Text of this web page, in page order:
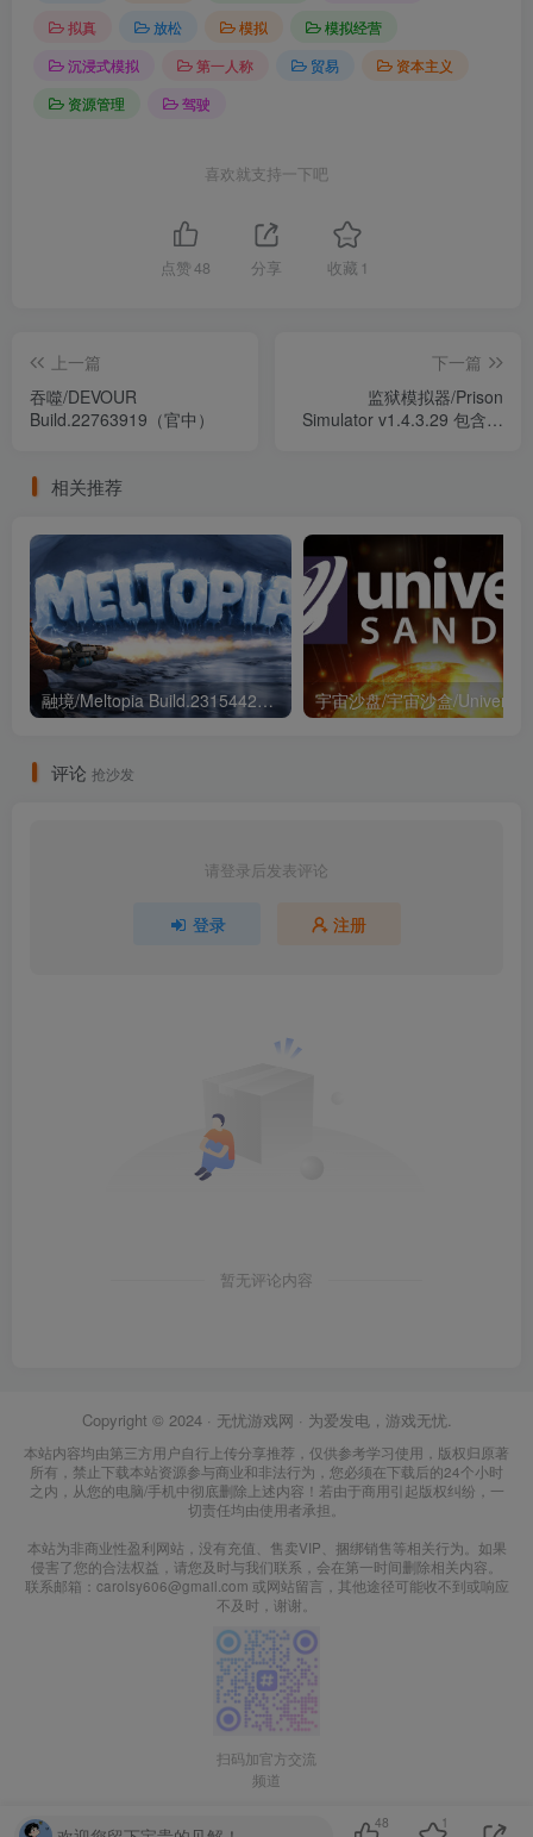
拟真
放松 模拟
模拟经营
沉浸式模拟
第一人称 贸易
资本主义
资源管理
驾驶
喜欢就支持一下吧
点赞 48 分享 收藏 1
上一篇
吞噬/DEVOUR
Build.22763919（官中）
下一篇
监狱模拟器/Prison
Simulator v1.4.3.29 包含全
相关推荐
融境/Meltopia Build.23154422（官中）
评论 抢沙发
请登录后发表评论
登录 注册
暂无评论内容
Copyright © 2024 · 无忧游戏网 · 为爱发电，游戏无忧.
本站内容均由第三方用户自行上传分享推荐，仅供参考学习使用，版权归原著
所有，禁止下载本站资源参与商业和非法行为，您必须在下载后的24个小时
之内，从您的电脑/手机中彻底删除上述内容！若由于商用引起版权纠纷，一
切责任均由使用者承担。
本站为非商业性盈利网站，没有充值、售卖VIP、捆绑销售等相关行为。如果
侵害了您的合法权益，请您及时与我们联系，会在第一时间删除相关内容。
联系邮箱：carolsy606@gmail.com 或网站留言，其他途径可能收不到或响应
不及时，谢谢。
扫码加官方交流
频道
48 1